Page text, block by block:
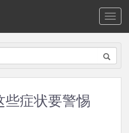
些症状要警惕